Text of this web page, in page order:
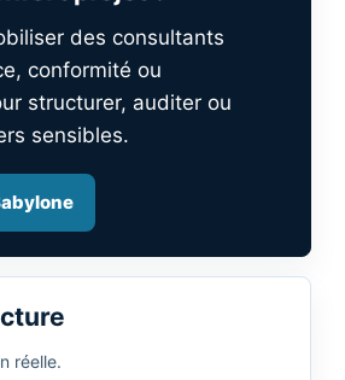
des consultants
conformité ou
structurer, auditer ou
sensibles.
réelle.